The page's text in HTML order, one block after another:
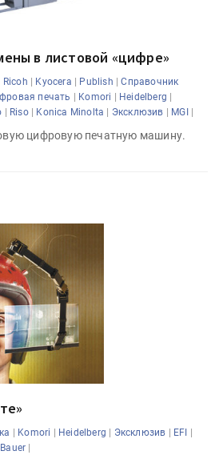
в листовой «цифре»
Ricoh | Kyocera | Publish |Справочник
печать | Komori | Heidelberg |
| Riso| Konica Minolta | Эксклюзив | MGI |
цифровую печатную машину.
| Komori | Heidelberg | Эксклюзив | EFI |
|